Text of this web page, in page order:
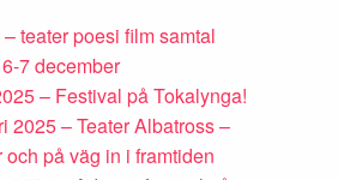
teater poesi film samtal
7 december
– Festival på Tokalynga!
2025 – Teater Albatross –
på väg in i framtiden